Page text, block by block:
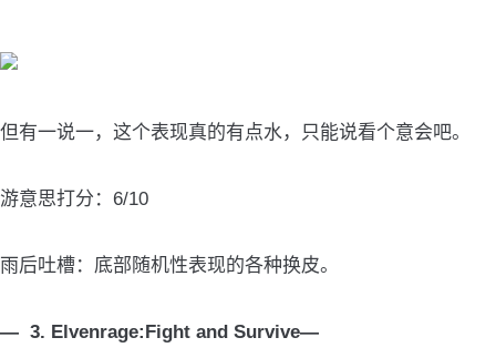
但有一说一，这个表现真的有点水，只能说看个意会吧。
游意思打分：6/10
雨后吐槽：底部随机性表现的各种换皮。
— 3. Elvenrage:Fight and Survive—